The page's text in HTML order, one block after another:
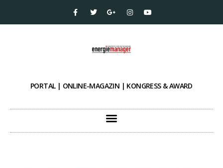
PORTAL | ONLINE-MAGAZIN | KONGRESS & AWARD